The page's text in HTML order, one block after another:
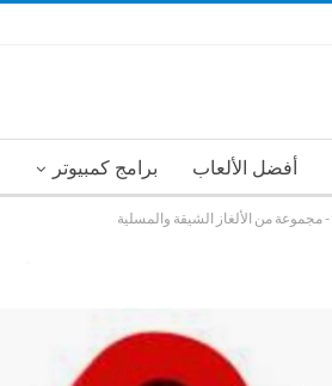
أفضل الألعاب برامج كمبيوتر